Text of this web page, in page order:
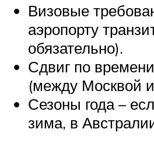
Визовые
аэропорту
обязательно).
Сдвиг по
(между Москвой
Сезоны года –
зима, в